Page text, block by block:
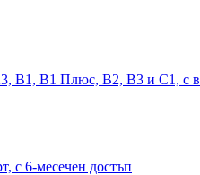
В1 Плюс, В2, В3 и С1, с
с 6-месечен достъп